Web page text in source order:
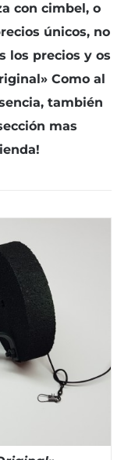
con cimbel, o
únicos, no
los precios y os
Como al
también
mas